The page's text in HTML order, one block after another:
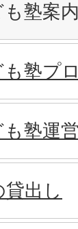
塾案内
塾プ
塾運
出し